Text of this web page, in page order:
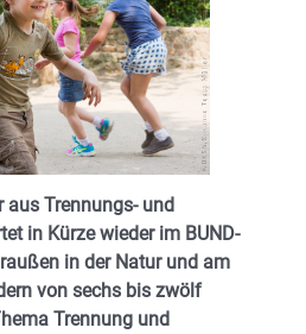
aus Trennungs- und
in Kürze wieder im BUND-
in der Natur und am
von sechs bis zwölf
Trennung und